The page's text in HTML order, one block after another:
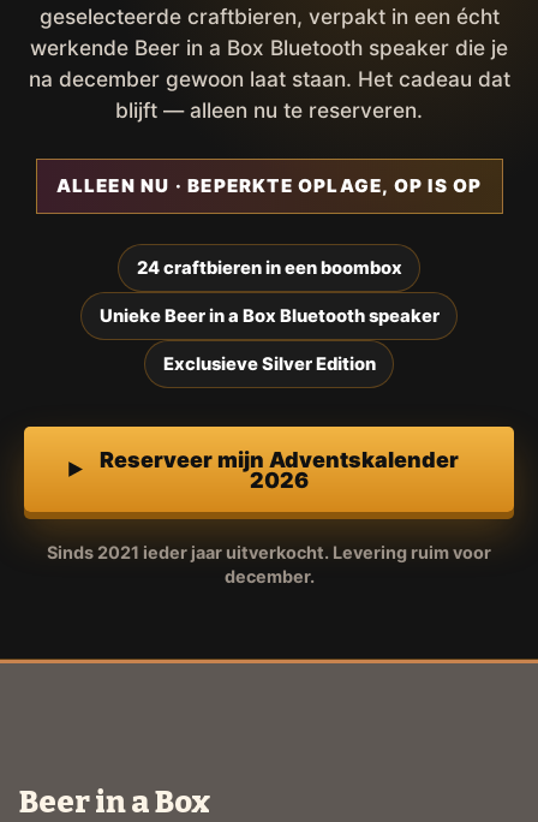
geselecteerde craftbieren, verpakt in een écht
werkende Beer in a Box Bluetooth speaker die je
na december gewoon laat staan. Het cadeau dat
blijft — alleen nu te reserveren.
ALLEEN NU · BEPERKTE OPLAGE, OP IS OP
24 craftbieren in een boombox
Unieke Beer in a Box Bluetooth speaker
Exclusieve Silver Edition
Reserveer mijn Adventskalender
2026
Sinds 2021 ieder jaar uitverkocht. Levering ruim voor
december.
Beer in a Box